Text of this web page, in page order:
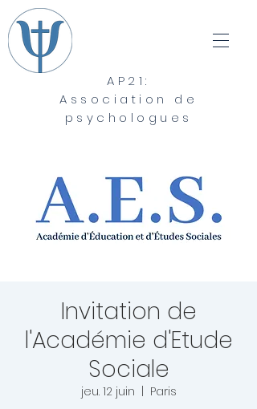
AP21:
Association de
psychologues
Invitation de
l'Académie d'Etude
Sociale
jeu. 12 juin
Paris